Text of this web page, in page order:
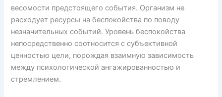
весомости предстоящего события. Организм не
расходует ресурсы на беспокойства по поводу
незначительных событий. Уровень беспокойства
непосредственно соотносится с субъективной
ценностью цели, порождая взаимную зависимость
между психологической ангажированностью и
стремлением.